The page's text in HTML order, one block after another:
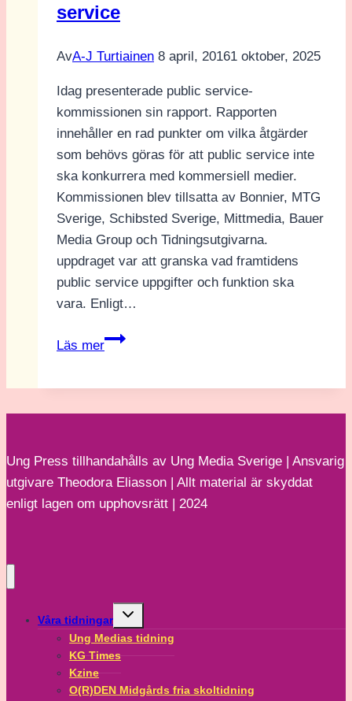
service
AvA-J Turtiainen 8 april, 20161 oktober, 2025
Idag presenterade public service-
kommissionen sin rapport. Rapporten
innehåller en rad punkter om vilka åtgärder
som behövs göras för att public service inte
ska konkurrera med kommersiell medier.
Kommissionen blev tillsatta av Bonnier, MTG
Sverige, Schibsted Sverige, Mittmedia, Bauer
Media Group och Tidningsutgivarna.
uppdraget var att granska vad framtidens
public service uppgifter och funktion ska
vara. Enligt…
Läs mer
Rapport
Ung Press tillhandahålls av Ung Media Sverige | Ansvarig
utgivare Theodora Eliasson | Allt material är skyddat
enligt lagen om upphovsrätt | 2024
Våra tidningar
Toggle
menu
Ung Medias tidning
KG Times
Kzine
O(R)DEN Midgårds fria skoltidning